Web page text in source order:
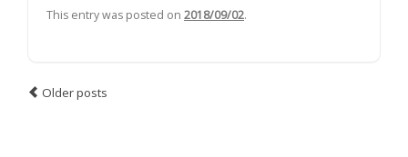
This entry was posted on 2018/09/02.
Older posts